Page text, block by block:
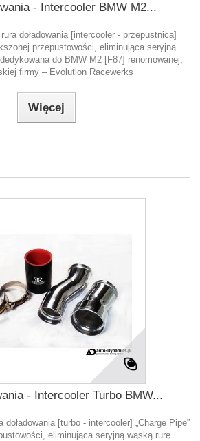
- Intercooler BMW M2...
doładowania [intercooler - przepustnica]
przepustowości, eliminująca seryjną
do BMW M2 [F87] renomowanej,
firmy – Evolution Racewerks
Więcej
- Intercooler Turbo BMW...
[turbo - intercooler] „Charge Pipe”
eliminująca seryjną wąską rurę